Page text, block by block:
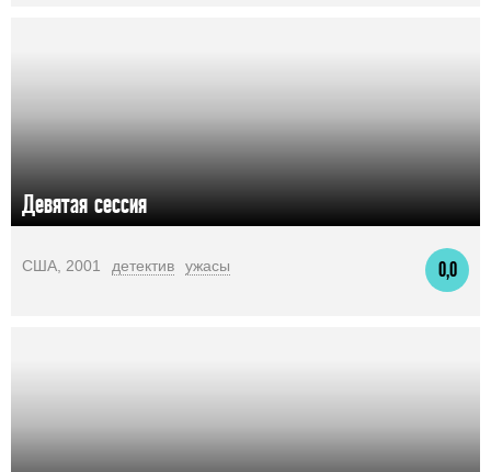
Девятая сессия
0,0
США, 2001 детектив ужасы